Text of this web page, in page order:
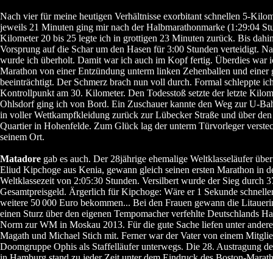
Nach vier für meine heutigen Verhältnisse exorbitant schnellen 5-
jeweils 21 Minuten ging mir nach der Halbmarathonmarke (1:29:04
Kilometer 20 bis 25 legte ich in grottigen 23 Minuten zurück. Bis
Vorsprung auf die Schar um den Hasen für 3:00 Stunden verteidigt.
wurde ich überholt. Damit war ich auch im Kopf fertig. Überdies war
Marathon von einer Entzündung unterm linken Zehenballen und einer
beeinträchtigt. Der Schmerz brach nun voll durch. Formal schleppte
Kontrollpunkt am 30. Kilometer. Den Todesstoß setzte der letzte
Ohlsdorf ging ich von Bord. Ein Zuschauer kannte den Weg zur U-
in voller Wettkampfkleidung zurück zur Lübecker Straße und über
Quartier in Hohenfelde. Zum Glück lag der unterm Türvorleger
seinem Ort.
Matadore gab es auch. Der 28jährige ehemalige Weltklasseläufer
Eliud Kipchoge aus Kenia, gewann gleich seinen ersten Marathon in
Weltklassezeit von 2:05:30 Stunden. Versilbert wurde der Sieg durch
Gesamtpreisgeld. Ärgerlich für Kipchoge: Wäre er 1 Sekunde
weitere 50000 Euro bekommen... Bei den Frauen gewann die
einen Sturz über den eigenen Tempomacher verfehlte Deutschlands
Norm zur WM in Moskau 2013. Für die gute Sache liefen unter
Magath und Michael Stich mit. Ferner war der Vater von einem
Doomgruppe Ophis als Staffelläufer unterwegs. Die 28. Austragung